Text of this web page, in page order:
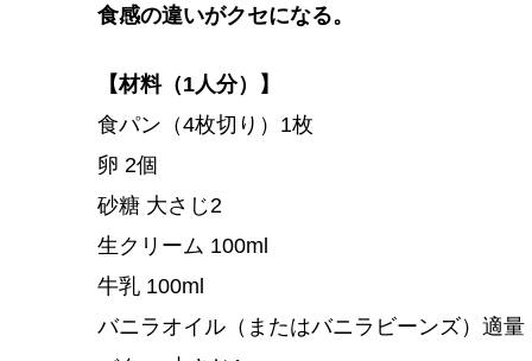
食感の違いがクセになる。
【材料（1人分）】
食パン（4枚切り）1枚
卵 2個
砂糖 大さじ2
生クリーム 100ml
牛乳 100ml
バニラオイル（またはバニラビーンズ）適量